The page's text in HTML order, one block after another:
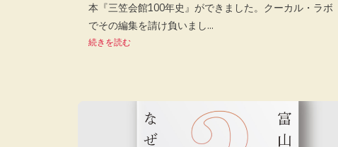
本『三笠会館100年史』ができました。クーカル・ラボ
でその編集を請け負いまし...
続きを読む